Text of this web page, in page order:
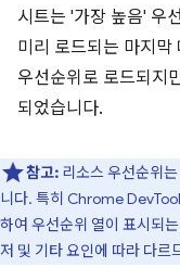
시트는 '가장 높음' 우
미리 로드되는 마지막
우선순위로 로드되지
되었습니다.
참고: 리소스 우선순위
니다. 특히 Chrome
하여 우선순위 열이 표시되
저 및 기타 요인에 따라 다르